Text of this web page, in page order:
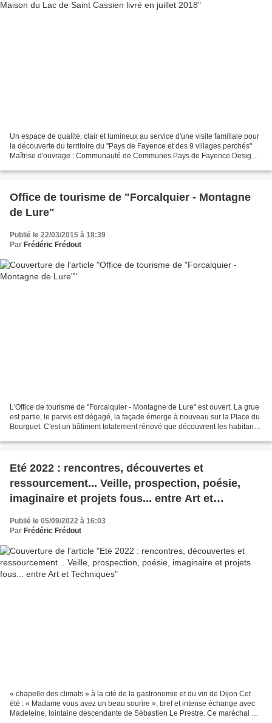
Un espace de qualité, clair et lumineux au service d'une visite familiale pour
la découverte du territoire du "Pays de Fayence et des 9 villages perchés"
Maîtrise d'ouvrage : Communauté de Communes Pays de Fayence Design
Office de tourisme de "Forcalquier - Montagne
de Lure"
Publié le 22/03/2015 à 18:39
Par Frédéric Frédout
L'Office de tourisme de "Forcalquier - Montagne de Lure" est ouvert. La grue
est partie, le parvis est dégagé, la façade émerge à nouveau sur la Place du
Bourguet. C'est un bâtiment totalement rénové que découvrent les habitants,
Eté 2022 : rencontres, découvertes et
ressourcement... Veille, prospection, poésie,
imaginaire et projets fous... entre Art et
Techniques
Publié le 05/09/2022 à 16:03
Par Frédéric Frédout
« chapelle des climats » à la cité de la gastronomie et du vin de Dijon Cet
été : « Madame vous avez un beau sourire », bref et intense échange avec
Madeleine, lointaine descendante de Sébastien Le Prestre. Ce maréchal de